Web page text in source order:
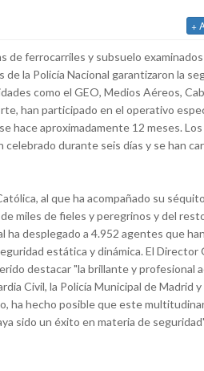
+
de ferrocarriles y subsuelo
la Policía Nacional garantizaron la
como el GEO, Medios Aéreos,
han participado en el operativo
hace aproximadamente 12 meses.
durante seis días y se han
al que ha acompañado su
miles de fieles y peregrinos y del
ha desplegado a 4.952 agentes que
estática y dinámica. El Director
destacar "la brillante y profesional
Civil, la Policía Municipal de
ha hecho posible que este
sido un éxito en materia de